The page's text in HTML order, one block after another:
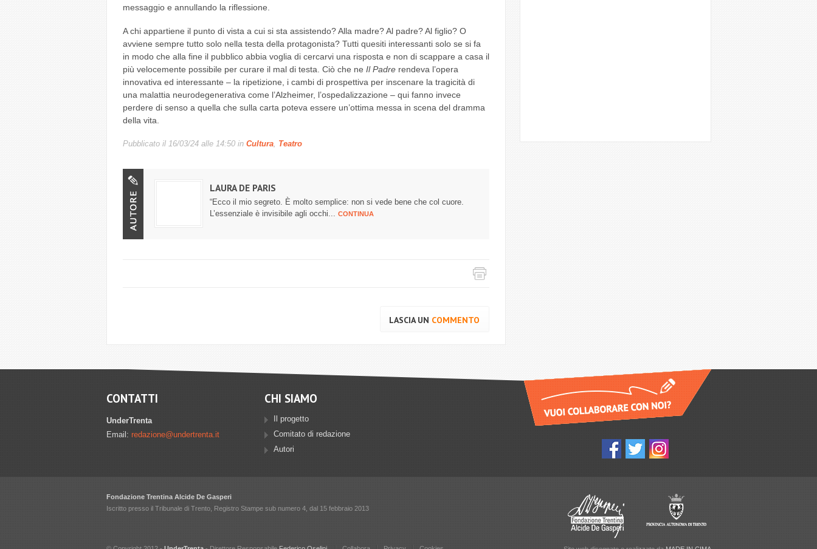
messaggio e annullando la riflessione.
A chi appartiene il punto di vista a cui si sta assistendo? Alla madre? Al padre? Al figlio? O
avviene sempre tutto solo nella testa della protagonista? Tutti quesiti interessanti solo se si fa
in modo che alla fine il pubblico abbia voglia di cercarvi una risposta e non di scappare a casa il
più velocemente possibile per curare il mal di testa. Ciò che ne Il Padre rendeva l’opera
innovativa ed interessante – la ripetizione, i cambi di prospettiva per inscenare la tragicità di
una malattia neurodegenerativa come l’Alzheimer, l’ospedalizzazione – qui fanno invece
perdere di senso a quella che sulla carta poteva essere un’ottima messa in scena del dramma
della vita.
Pubblicato il 16/03/24 alle 14:50in Cultura, Teatro
LAURA DE PARIS
“Ecco il mio segreto. È molto semplice: non si vede bene che col cuore.
L’essenziale è invisibile agli occhi... CONTINUA
LASCIA UN COMMENTO
CONTATTI
UnderTrenta
Email: redazione@undertrenta.it
CHI SIAMO
Il progetto
Comitato di redazione
Autori
Fondazione Trentina Alcide De Gasperi
Iscritto presso il Tribunale di Trento, Registro Stampe sub numero 4, dal 15 febbraio 2013